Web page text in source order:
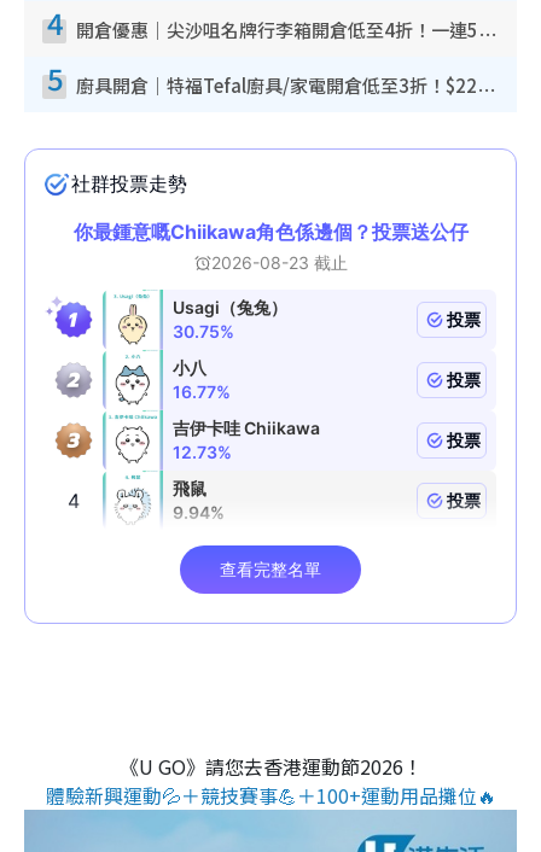
4 開倉優惠｜尖沙咀名牌行李箱開倉低至4折！一連5日 American Tourister/ace./Hallmark $200起！
5 廚具開倉｜特福Tefal廚具/家電開倉低至3折！$220起買平底鍋/炒鑊/湯煲！電飯煲/吸塵機/燙斗$418起
《U GO》請您去香港運動節2026！
體驗新興運動💦＋競技賽事💪＋100+運動用品攤位🔥